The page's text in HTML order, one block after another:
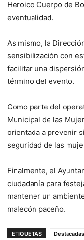
Heroico Cuerpo de
eventualidad.
Asimismo, la
sensibilización con
facilitar una
término del evento.
Como parte del
Municipal de las
orientada a prevenir
seguridad de las
Finalmente, el
ciudadanía para
mantener un
malecón paceño.
ETIQUETAS Destacadas